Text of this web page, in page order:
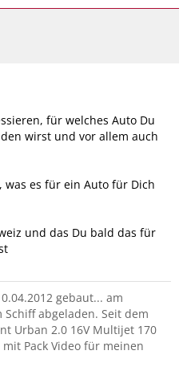
für welches Auto Du
wirst und vor allem auch
was es für ein Auto für Dich
und das Du bald das für
gebaut... am
Schiff abgeladen. Seit dem
Urban 2.0 16V Multijet 170
Pack Video für meinen